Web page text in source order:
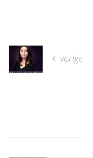
vorige